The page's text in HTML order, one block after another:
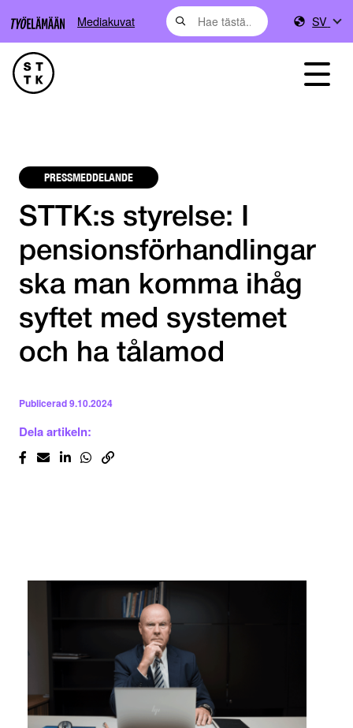
Mediakuvat SV
PRESSMEDDELANDE
STTK:s styrelse: I
pensionsförhandlingar
ska man komma ihåg
syftet med systemet
och ha tålamod
Publicerad9.10.2024
Dela artikeln: